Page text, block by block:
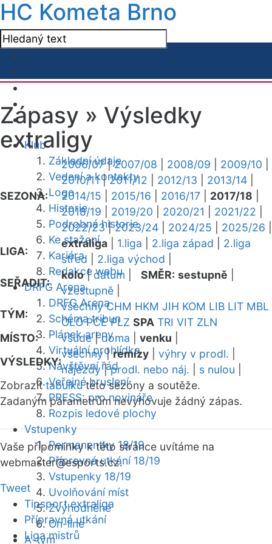
HC Kometa Brno
Klub
Základní údaje
Vedení a kontakty
Logo
Historie
Podrobná historie
Ke stažení
Kariéra
Redakce webu
DRFG Arena
DRFG Arena
Schéma tribun
Plánek areny
Virtuální prohlídka
Návštěvní řád
Veřejné bruslení
PRESS: pro novináře
Rozpis ledové plochy
Vstupenky
Permanentky 18/19
Přípravná utkání 18/19
Vstupenky 18/19
Uvolňování míst
Zvýhodněné
On-line
A-tým
Zápasy » Výsledky
extraligy
SEZONA:
2006/07|2007/08 2008/09 2009/10
2010/11|2011/12 2012/13 2013/14
2014/15
2015/16 2016/17 2017/18
2018/19
2019/20 2020/21 2021/22
2022/23|2023/24 2024/25 2025/26
LIGA:
extraliga 1.liga 2.liga západ
2.liga
střed
2.liga východ
SEŘADIT:
kolo|datum SMĚR: sestupně
vzestupně
TÝM:
všechny CHM HKM JIH KOM LIB LIT MBL
OLO PCE PLZ SPA TRI VIT ZLN
MÍSTO:
všude|doma venku
VÝSLEDKY:
všechny|remízy výhry v prodl.
nájezdy|prodl. nebo náj. s nulou
Zobrazittabulkutéto sezóny a soutěže.
Zadaným parametrům nevyhovuje žádný zápas.
Vaše připomínky k této stránce uvítáme na
webmaster@esports.cz.
Tweet
Tipsport extraliga
Přípravná utkání
Liga mistrů